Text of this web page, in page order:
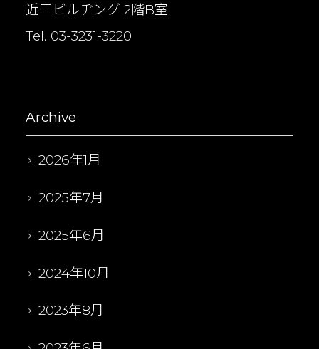
近三ビルヂング 2階B室
Tel. 03-3231-3220
Archive
2026年1月
2025年7月
2025年6月
2024年10月
2023年8月